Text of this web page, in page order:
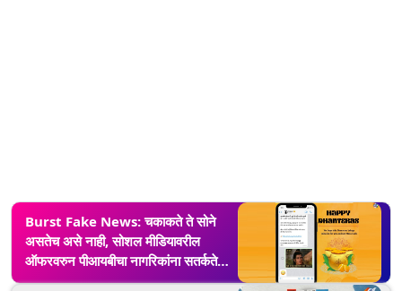
Burst Fake News: चकाकते ते सोने
असतेच असे नाही, सोशल मीडियावरील
ऑफरवरुन पीआयबीचा नागरिकांना सतर्कतेचा
इशारा